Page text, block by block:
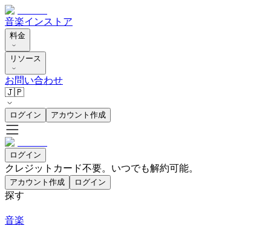
音楽インストア
料金
リソース
お問い合わせ
🇯🇵
ログイン アカウント作成
ログイン
クレジットカード不要。いつでも解約可能。
アカウント作成 ログイン
探す
音楽